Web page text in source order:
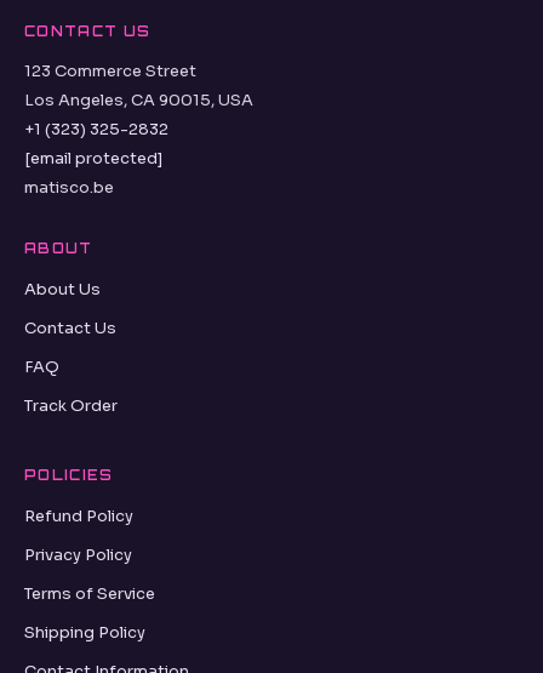
CONTACT US
123 Commerce Street
Los Angeles, CA 90015, USA
+1 (323) 325-2832
[email protected]
matisco.be
ABOUT
About Us
Contact Us
FAQ
Track Order
POLICIES
Refund Policy
Privacy Policy
Terms of Service
Shipping Policy